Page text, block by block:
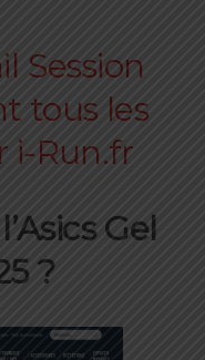
Gel
?